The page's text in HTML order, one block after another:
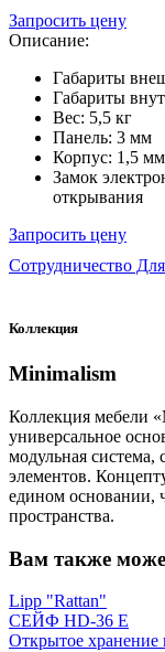
Запросить цену
Описание:
Габариты
Габариты
Вес: 5,5 кг
Панель: 3 мм
Корпус: 1,5 мм
Замок
открывания
Запросить цену
Сотрудничество
Коллекция
Minimalism
Коллекция мебели
универсальное
модульная
элементов.
едином основании,
пространства.
Вам также
Lipp "Rattan"
СЕЙФ HD-36 E
Открытое хранение